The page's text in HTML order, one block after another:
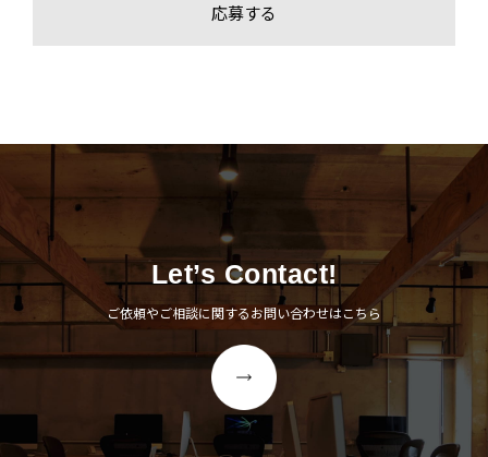
応募する
Let’s Contact!
ご依頼やご相談に関するお問い合わせはこちら